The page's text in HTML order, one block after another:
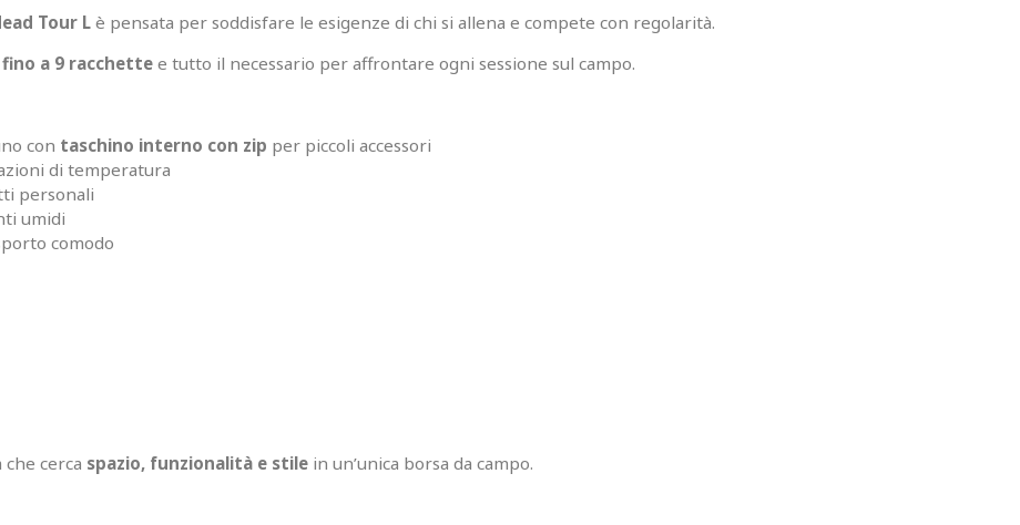
Tour L è pensata per soddisfare le esigenze di chi si allena e compete con regolarità.
fino a 9 racchette e tutto il necessario per affrontare ogni sessione sul campo.
con taschino interno con zip per piccoli accessori
di temperatura
personali
umidi
comodo
cerca spazio, funzionalità e stile in un’unica borsa da campo.